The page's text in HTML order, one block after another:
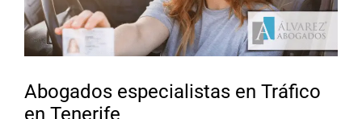
Abogados especialistas en Tráfico
en Tenerife